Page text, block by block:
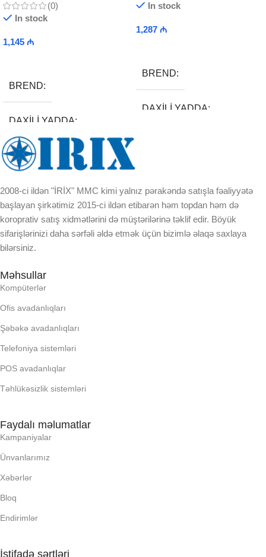
(0)
In stock
1,145 ₼
BREND
DAXILI YADDA
EKRAN
KORPUSUN RNGI:
LCD
OXUNAN BARKOD NV:
PROCESSOR
PROSESSOR
RAM
SSD
UZUNLUU,
In stock
1,287 ₼
BREND
DAXILI YADDA
2008-ci ildən "İRİX" MMC kimi yalnız pərakəndə satışla fəaliyyətə
başlayan şirkətimiz 2015-ci ildən etibarən həm topdan həm də
koroprativ satış xidmətlərini də müştərilərinə təklif edir. Böyük
sifarişlərinizi daha sərfəli əldə etmək üçün bizimlə əlaqə saxlaya
bilərsiniz.
Məhsullar
Kompüterlər
Ofis avadanlıqları
Şəbəkə avadanlıqları
Telefoniya sistemləri
POS avadanlıqlar
Təhlükəsizlik sistemləri
Faydalı məlumatlar
Kampaniyalar
Ünvanlarımız
Xəbərlər
Bloq
Endirimlər
İstifadə şərtləri